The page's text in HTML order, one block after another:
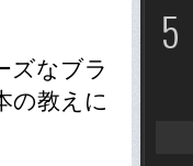
ズなブラ
の教えに